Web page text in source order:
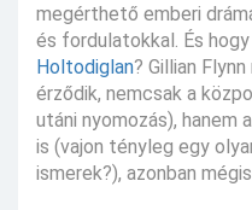
megérthető emberi
és fordulatokkal. És
Holtodiglan? Gillian
érződik, nemcsak a
utáni nyomozás), hanem
is (vajon tényleg egy
ismerek?), azonban